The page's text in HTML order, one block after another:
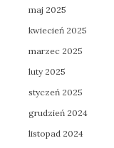
maj 2025
kwiecień 2025
marzec 2025
luty 2025
styczeń 2025
grudzień 2024
listopad 2024